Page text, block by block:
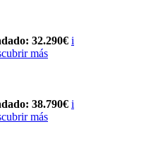
32.290€ i
más
38.790€ i
más